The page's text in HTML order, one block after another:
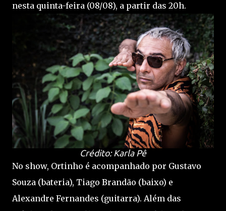
nesta quinta-feira (08/08), a partir das 20h.
Crédito: Karla Pê
No show, Ortinho é acompanhado por Gustavo
Souza (bateria), Tiago Brandão (baixo) e
Alexandre Fernandes (guitarra). Além das